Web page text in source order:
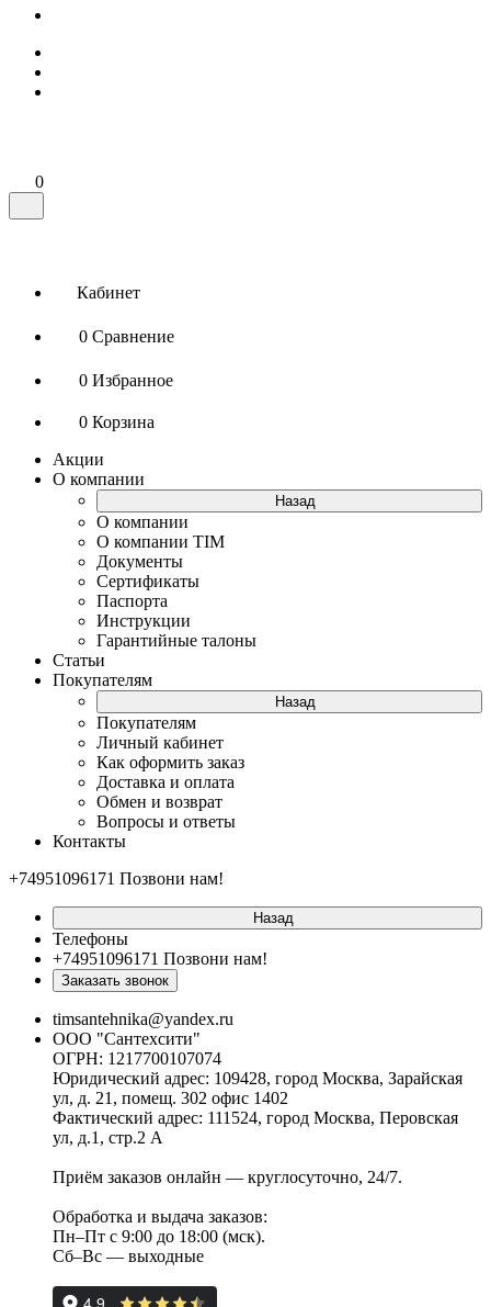
0
Кабинет
0 Сравнение
0 Избранное
0 Корзина
Акции
О компании
Назад
О компании
О компании TIM
Документы
Сертификаты
Паспорта
Инструкции
Гарантийные талоны
Статьи
Покупателям
Назад
Покупателям
Личный кабинет
Как оформить заказ
Доставка и оплата
Обмен и возврат
Вопросы и ответы
Контакты
+74951096171 Позвони нам!
Назад
Телефоны
+74951096171 Позвони нам!
Заказать звонок
timsantehnika@yandex.ru
ООО "Сантехсити"
ОГРН: 1217700107074
Юридический адрес: 109428, город Москва, Зарайская
ул, д. 21, помещ. 302 офис 1402
Фактический адрес: 111524, город Москва, Перовская
ул, д.1, стр.2 А
Приём заказов онлайн — круглосуточно, 24/7.
Обработка и выдача заказов:
Пн–Пт с 9:00 до 18:00 (мск).
Сб–Вс — выходные